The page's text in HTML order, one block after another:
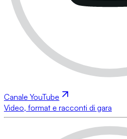
Canale YouTube
Video, format e racconti di gara